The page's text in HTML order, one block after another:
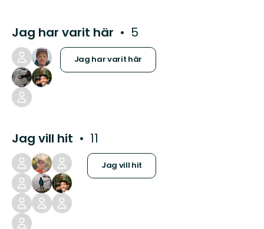
Jag har varit här 5
Jag har varit här
Jag vill hit 11
Jag vill hit